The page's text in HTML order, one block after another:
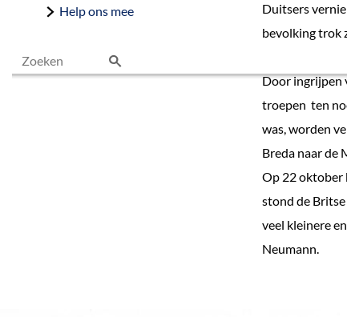
Help ons mee
Duitsers
bevolking trok
Door ingrijpen
troepen ten
was, worden
Breda naar de
Op 22 oktober
stond de
veel kleinere
Neumann.